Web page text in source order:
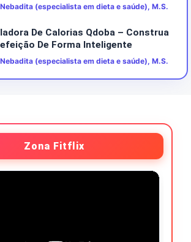
Nebadita (especialista em dieta e saúde), M.S.
De Calorias Qdoba – Construa
De Forma Inteligente
Nebadita (especialista em dieta e saúde), M.S.
Zona Fitflix